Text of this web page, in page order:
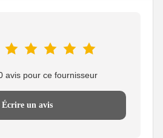
avis pour ce fournisseur
Écrire un avis